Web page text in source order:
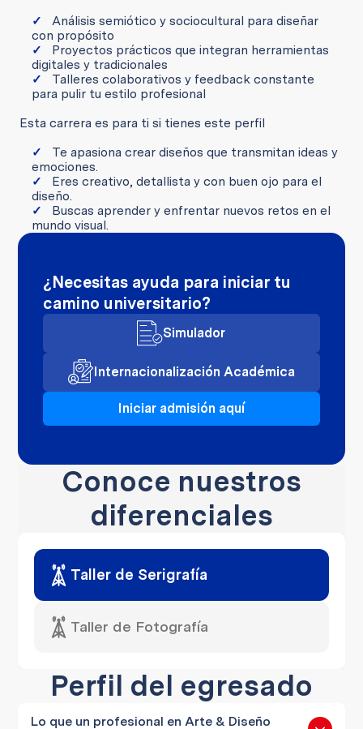
Análisis semiótico y sociocultural para diseñar
con propósito
Proyectos prácticos que integran herramientas
digitales y tradicionales
Talleres colaborativos y feedback constante
para pulir tu estilo profesional
Esta carrera es para ti si tienes este perfil
Te apasiona crear diseños que transmitan ideas y
emociones.
Eres creativo, detallista y con buen ojo para el
diseño.
Buscas aprender y enfrentar nuevos retos en el
mundo visual.
¿Necesitas ayuda para iniciar tu
camino universitario?
Simulador
Internacionalización Académica
Iniciar admisión aquí
Conoce nuestros
diferenciales
Taller de Serigrafía
Taller de Fotografía
Perfil del egresado
Lo que un profesional en Arte & Diseño